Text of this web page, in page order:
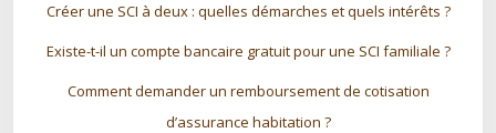
Créer une SCI à deux : quelles démarches et quels intérêts ?
Existe-t-il un compte bancaire gratuit pour une SCI familiale ?
Comment demander un remboursement de cotisation
d’assurance habitation ?